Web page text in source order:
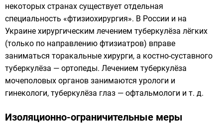
некоторых странах существует отдельная
специальность «фтизиохирургия». В России и на
Украине хирургическим лечением туберкулёза лёгких
(только по направлению фтизиатров) вправе
заниматься торакальные хирурги, а костно-суставного
туберкулёза — ортопеды. Лечением туберкулёза
мочеполовых органов занимаются урологи и
гинекологи, туберкулёза глаз — офтальмологи и т. д.
Изоляционно-ограничительные меры